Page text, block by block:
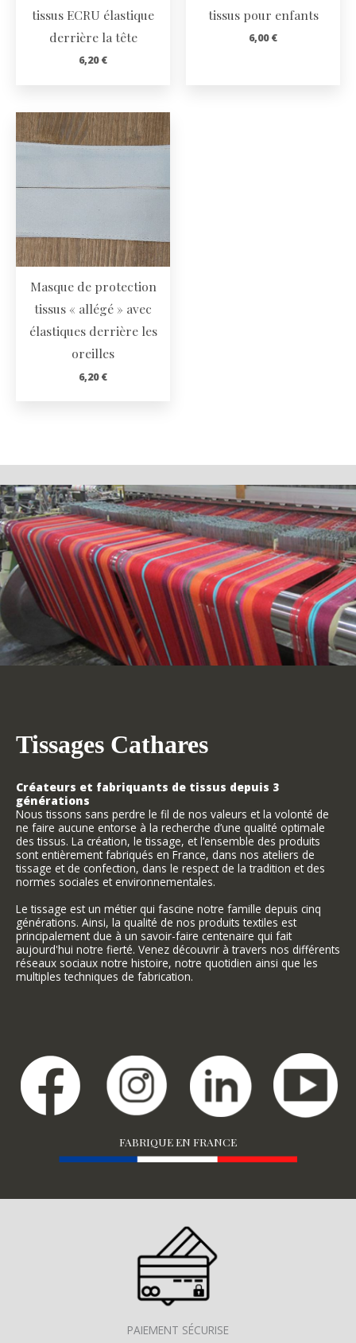
tissus ECRU élastique
derrière la tête
6,20€
tissus pour enfants
6,00€
Masque de protection
tissus « allégé » avec
élastiques derrière les
oreilles
6,20€
Tissages Cathares
Créateurs et fabriquants de tissus depuis 3
générations
Nous tissons sans perdre le fil de nos valeurs et la volonté de
ne faire aucune entorse à la recherche d’une qualité optimale
des tissus. La création, le tissage, et l’ensemble des produits
sont entièrement fabriqués en France, dans nos ateliers de
tissage et de confection, dans le respect de la tradition et des
normes sociales et environnementales.
Le tissage est un métier qui fascine notre famille depuis cinq
générations. Ainsi, la qualité de nos produits textiles est
principalement due à un savoir-faire centenaire qui fait
aujourd'hui notre fierté. Venez découvrir à travers nos différents
réseaux sociaux notre histoire, notre quotidien ainsi que les
multiples techniques de fabrication.
FABRIQUE EN FRANCE
PAIEMENT SÉCURISE